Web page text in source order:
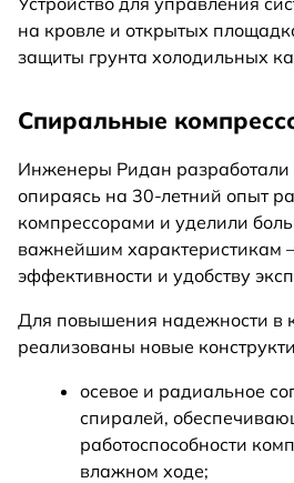
на кровле и открытых
защиты грунта холодильных
Спиральные
Инженеры Ридан
опираясь на 30-летний опыт
компрессорами и уделили
важнейшим характеристикам
эффективности и удобству
Для повышения надежности в
реализованы новые
осевое и радиальное
спиралей,
работоспособности
влажном ходе;